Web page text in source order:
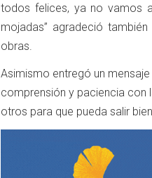
todos felices, ya no vamos
mojadas” agradeció
obras.
Asimismo entregó un
comprensión y paciencia con
otros para que pueda salir